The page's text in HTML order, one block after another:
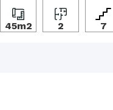
45m2 2 7